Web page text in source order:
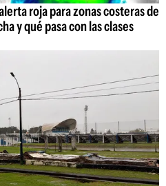
roja para zonas costeras de
y qué pasa con las clases